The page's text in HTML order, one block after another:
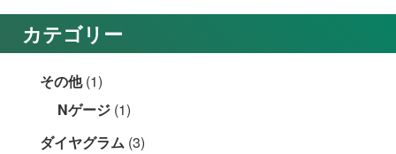
カテゴリー
その他(1)
Nゲージ (1)
ダイヤグラム (3)